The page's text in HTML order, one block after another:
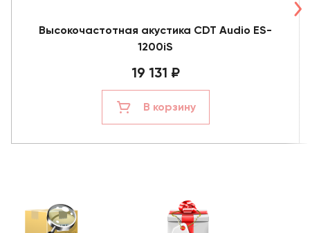
Высокочастотная акустика CDT Audio ES-
1200iS
19 131 ₽
В корзину